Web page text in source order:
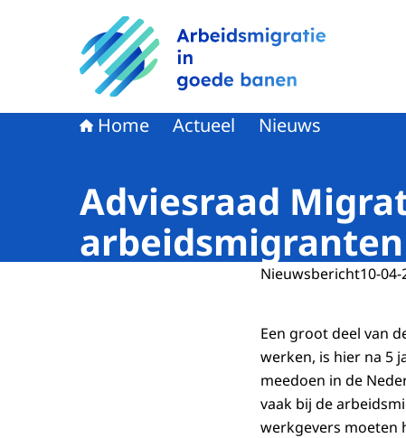
Naar de homepage van Arbeidsmigratie in
Home Actueel Nieuws
Adviesraad
arbeidsmigranten
Nieuwsbericht10-
Een groot deel van
werken, is hier na 5
meedoen in de
vaak bij de
werkgevers moeten